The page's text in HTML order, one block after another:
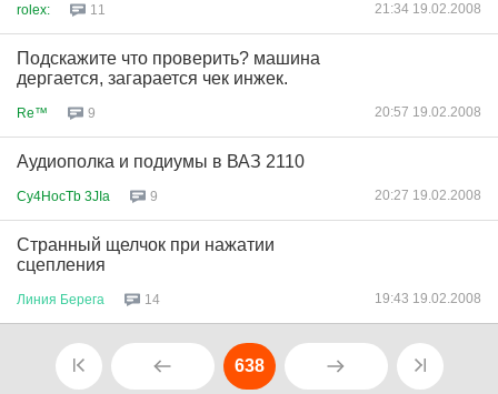
rolex: 11 21:34 19.02.2008
Подскажите что проверить? машина
дергается, загарается чек инжек.
Re™ 9 20:57 19.02.2008
Аудиополка и подиумы в ВАЗ 2110
Cy4HocTb 3JIa 9 20:27 19.02.2008
Странный щелчок при нажатии
сцепления
Линия Берега 14 19:43 19.02.2008
638